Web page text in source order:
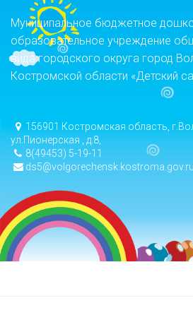
Муниципальное бюджетное
образовательное учреждение
вида городского округа город
Костромской области «Детский
156901 Костромская область,
ул.Пионерская , д.8,
8(49453) 5-19-11
ds5@volgorechensk.kostroma.gov.ru